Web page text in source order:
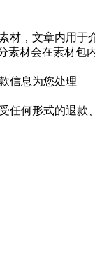
，文章内用
材会在素材包
信息为您处理
何形式的退